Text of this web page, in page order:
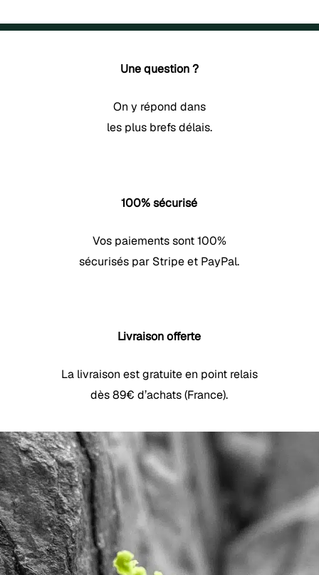
Une question ?
On y répond dans
les plus brefs délais.
100% sécurisé
Vos paiements sont 100%
sécurisés par Stripe et PayPal.
Livraison offerte
La livraison est gratuite en point relais
dès 89€ d’achats (France).